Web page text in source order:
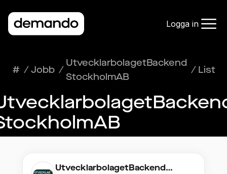
Logga in
# /Jobb /
UtvecklarbolagetBackend
StockholmAB
/ List
UtvecklarbolagetBackend